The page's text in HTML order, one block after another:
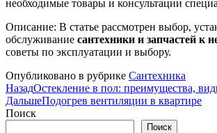
необходимые товары и консультации
Описание: В статье рассмотрен выбор,
обслуживание сантехники и запчастей к
советы по эксплуатации и выбору.
Опубликовано в рубрике Сантехника
НазадОстекление в пол: преимущества,
ДальшеПодогрев вентиляции в квартире
Поиск
Поиск